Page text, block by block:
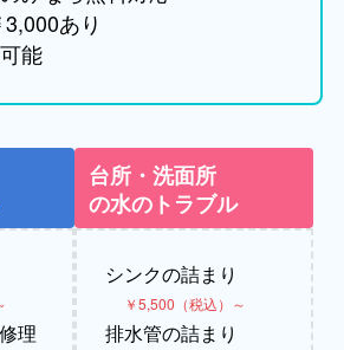
あり
能
理
台所・洗面所
の水のトラブル
シンクの詰まり
￥5,500（税込）～
排水管の詰まり